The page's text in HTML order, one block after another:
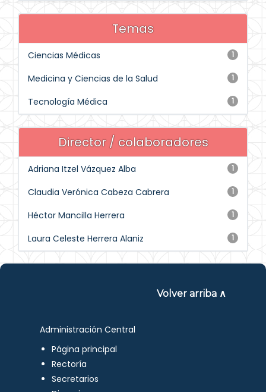
Temas
1
Ciencias Médicas
1
Medicina y Ciencias de la Salud
1
Tecnología Médica
Director / colaboradores
1
Adriana Itzel Vázquez Alba
1
Claudia Verónica Cabeza Cabrera
1
Héctor Mancilla Herrera
1
Laura Celeste Herrera Alaniz
Volver arriba ∧
Administración Central
Página principal
Rectoría
Secretarios